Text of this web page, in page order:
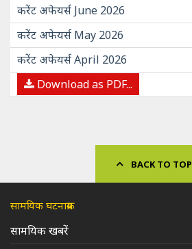
करेंट अफेयर्स June 2026
करेंट अफेयर्स May 2026
करेंट अफेयर्स April 2026
Download as PDF...
BACK TO TOP
सामयिक घटनाक्रम
सामयिक खबरें